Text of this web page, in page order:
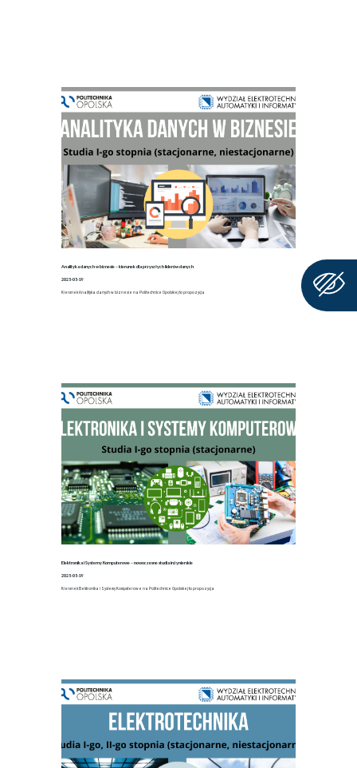
Analityka danych w biznesie – kierunek dla przyszłych liderów danych
2025-05-19
Kierunek Analityka danych w biznesie na Politechnice Opolskiej to propozycja
Elektronika i Systemy Komputerowe – nowoczesne studia inżynierskie
2025-05-19
Kierunek Elektronika i Systemy Komputerowe na Politechnice Opolskiej to propozycja